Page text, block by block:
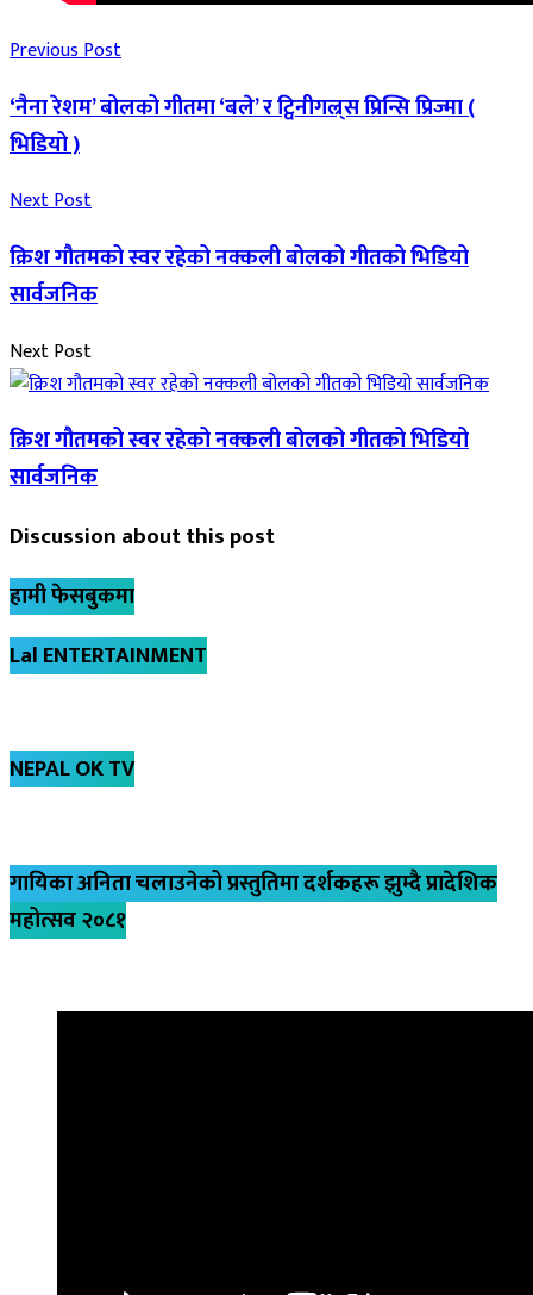
Previous Post
‘नैना रेशम’ बोलको गीतमा ‘बले’ र ट्विनीगल्र्स प्रिन्सि प्रिज्मा (
भिडियो )
Next Post
क्रिश गौतमको स्वर रहेको नक्कली बोलको गीतको भिडियो
सार्वजनिक
Next Post
क्रिश गौतमको स्वर रहेको नक्कली बोलको गीतको भिडियो
सार्वजनिक
Discussion about this post
हामी फेसबुकमा
Lal ENTERTAINMENT
NEPAL OK TV
गायिका अनिता चलाउनेको प्रस्तुतिमा दर्शकहरू झुम्दै प्रादेशिक
महोत्सव २०८१